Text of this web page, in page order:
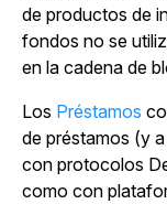
de productos de
fondos no se
en la cadena de
Los Préstamos
de préstamos (y
con protocolos
como con